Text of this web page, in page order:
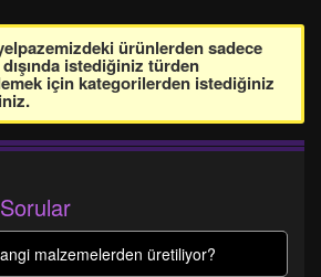
ürünlerden sadece
dışında istediğiniz türden
için kategorilerden istediğiniz
malzemelerden üretiliyor?